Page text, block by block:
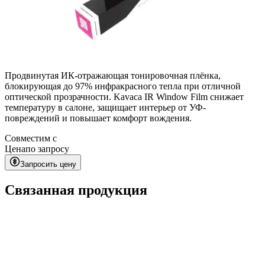
Продвинутая ИК-отражающая тонировочная плёнка,
блокирующая до 97% инфракрасного тепла при отличной
оптической прозрачности. Kavaca IR Window Film снижает
температуру в салоне, защищает интерьер от УФ-
повреждений и повышает комфорт вождения.
Совместим с
Ценапо запросу
Запросить цену
Связанная продукция